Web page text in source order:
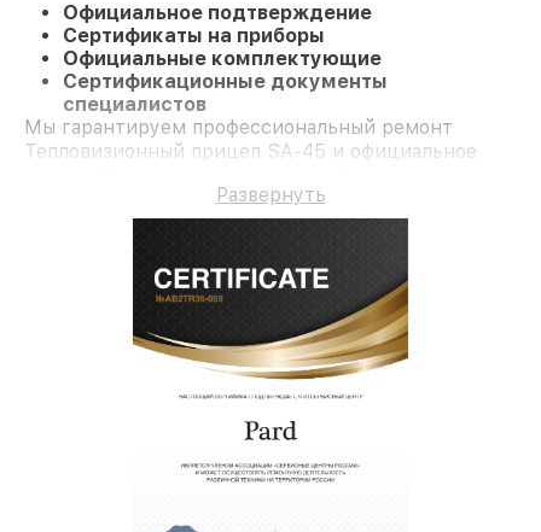
Официальное подтверждение
Сертификаты на приборы
Официальные комплектующие
Сертификационные документы
специалистов
Мы гарантируем профессиональный ремонт
Тепловизионный прицел SA-45 и официальное
Развернуть